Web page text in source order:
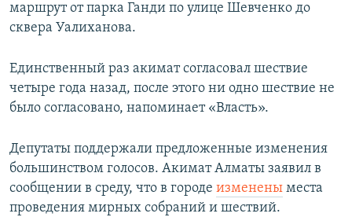
маршрут от парка Ганди по улице Шевченко до
сквера Уалиханова.
Единственный раз акимат согласовал шествие
четыре года назад, после этого ни одно шествие не
было согласовано, напоминает «Власть».
Депутаты поддержали предложенные изменения
большинством голосов. Акимат Алматы заявил в
сообщении в среду, что в городе изменены места
проведения мирных собраний и шествий.